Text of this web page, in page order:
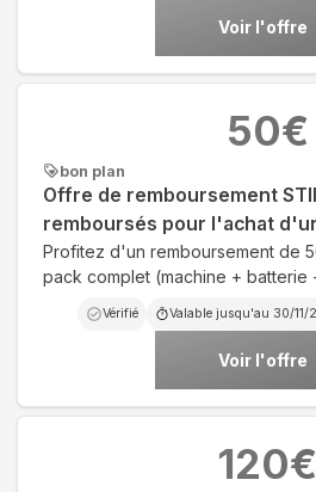
Voir l'offre
bon plan
Offre de remboursement
remboursés pour l'achat
Profitez d'un remboursement de
pack complet (machine + batterie
Vérifié Valable jusqu'au 30/11/
Voir l'offre
50€
120€